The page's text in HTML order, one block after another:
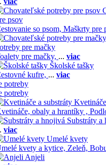
psov
so psom, Maškrty pre
pre mačky
pre mačky, ... viac
Školské tašky
kufre, ... viac
potreby
potreby
obaly a hrantíky ,
Substráty a
viac
Umelé kvety
kvety a kytice, Zeleň,
Anjeli